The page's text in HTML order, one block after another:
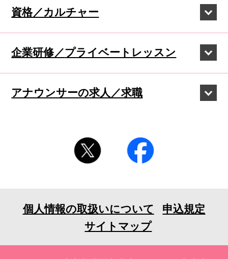
資格／カルチャー
企業研修／プライベートレッスン
アナウンサーの求人／求職
個人情報の取扱いについて
申込規定
サイトマップ